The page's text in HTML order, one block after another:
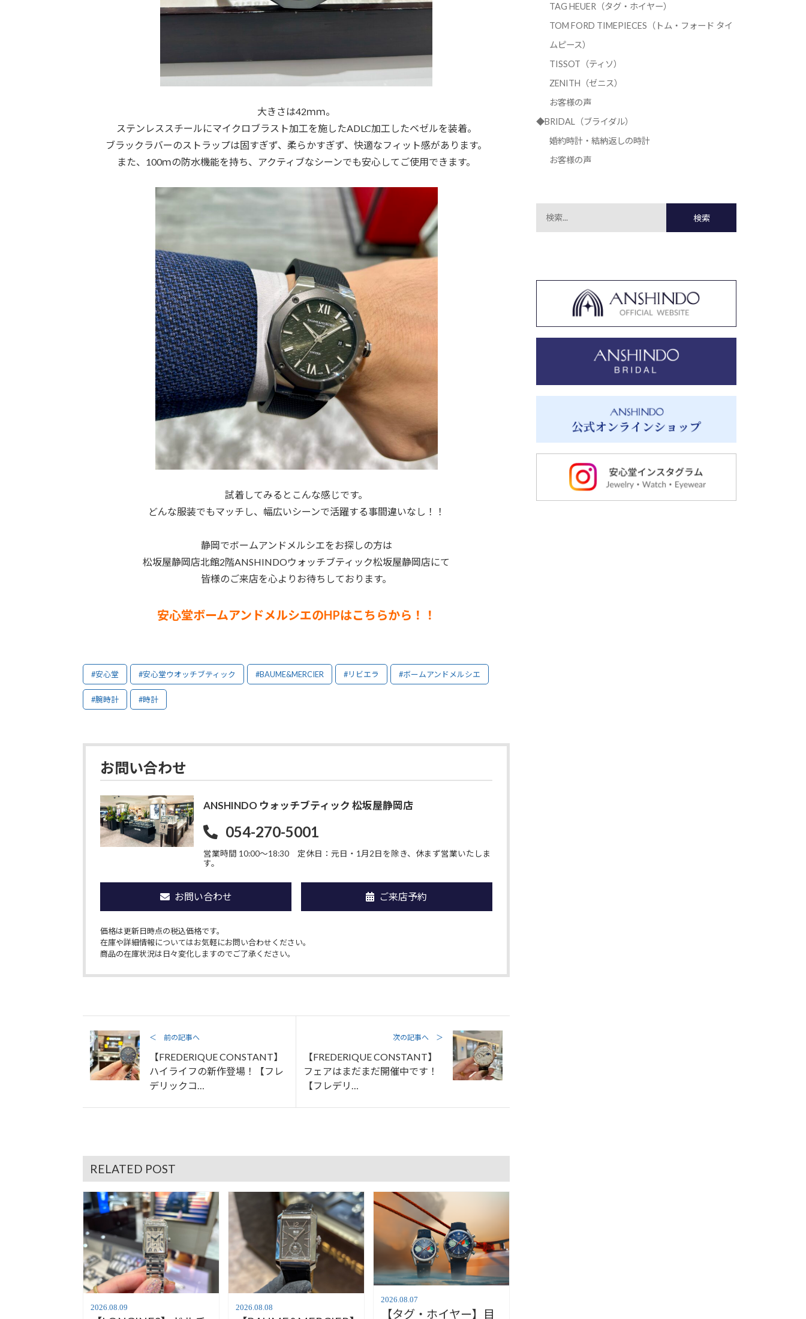
大きさは42ｍｍ。
ステンレススチールにマイクロブラスト加工を施したADLC加工したベゼルを装着。
ブラックラバーのストラップは固すぎず、柔らかすぎず、快適なフィット感があります。
また、100ｍの防水機能を持ち、アクティブなシーンでも安心してご使用できます。
試着してみるとこんな感じです。
どんな服装でもマッチし、幅広いシーンで活躍する事間違いなし！！
静岡でボームアンドメルシエをお探しの方は
松坂屋静岡店北館2階ANSHINDOウォッチブティック松坂屋静岡店にて
皆様のご来店を心よりお待ちしております。
安心堂ボームアンドメルシエのHPはこちらから！！
#安心堂 #安心堂ウオッチブティック #BAUME&MERCIER #リビエラ #ボームアンドメルシエ
#腕時計 #時計
お問い合わせ
ANSHINDO ウォッチブティック 松坂屋静岡店
054-270-5001
営業時間 10:00〜18:30
定休日：元日・1月2日を除き、休まず営業いたしま
す。
お問い合わせ ご来店予約
価格は更新日時点の税込価格です。
在庫や詳細情報についてはお気軽にお問い合わせください。
商品の在庫状況は日々変化しますのでご了承ください。
＜ 前の記事へ
【FREDERIQUE CONSTANT】
ハイライフの新作登場！【フレ
デリックコ…
次の記事へ ＞
【FREDERIQUE CONSTANT】
フェアはまだまだ開催中です！
【フレデリ…
RELATED POST
2026.08.09 2026.08.08
2026.08.07
【タグ・ホイヤー】目
TAG HEUER（タグ・ホイヤー）
TOM FORD TIMEPIECES（トム・フォード タイ
ムピース）
TISSOT（ティソ）
ZENITH（ゼニス）
お客様の声
◆BRIDAL（ブライダル）
婚約時計・結納返しの時計
お客様の声